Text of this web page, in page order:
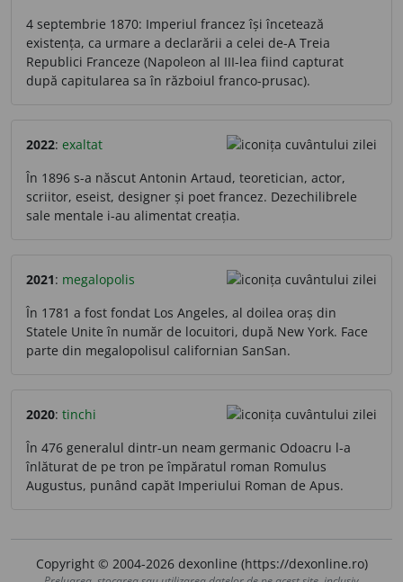
4 septembrie 1870: Imperiul francez își încetează
existența, ca urmare a declarării a celei de-A Treia
Republici Franceze (Napoleon al III-lea fiind capturat
după capitularea sa în războiul franco-prusac).
2022: exaltat
În 1896 s-a născut Antonin Artaud, teoretician, actor,
scriitor, eseist, designer și poet francez. Dezechilibrele
sale mentale i-au alimentat creația.
2021: megalopolis
În 1781 a fost fondat Los Angeles, al doilea oraș din
Statele Unite în număr de locuitori, după New York. Face
parte din megalopolisul californian SanSan.
2020: tinchi
În 476 generalul dintr-un neam germanic Odoacru l-a
înlăturat de pe tron pe împăratul roman Romulus
Augustus, punând capăt Imperiului Roman de Apus.
Copyright © 2004-2026 dexonline (https://dexonline.ro)